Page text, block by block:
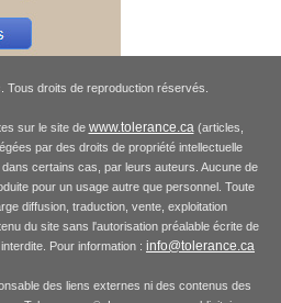
Tous droits de reproduction réservés.
sur le site de www.tolerance.ca(articles,
par des droits de propriété intellectuelle
dans certains cas, par leurs auteurs. Aucune de
pour un usage autre que personnel. Toute
diffusion, traduction, vente, exploitation
du site sans l'autorisation préalable écrite de
Pour information : info@tolerance.ca
des liens externes ni des contenus des